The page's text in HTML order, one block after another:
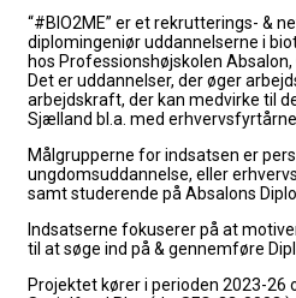
“#BIO2ME” er et rekrutterings- &
diplomingeniør uddannelserne i
hos Professionshøjskolen Absalon,
Det er uddannelser, der øger
arbejdskraft, der kan medvirke til
Sjælland bl.a. med
Målgrupperne for indsatsen er
ungdomsuddannelse, eller
samt studerende på Absalons
Indsatserne fokuserer på at
til at søge ind på & gennemføre
Projektet kører i perioden 2023-26